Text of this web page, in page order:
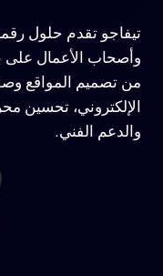
تيفاجو تقدم حلول
وأصحاب الأعمال على
من تصميم المواقع
الإلكتروني، تحسين
والدعم الفني.